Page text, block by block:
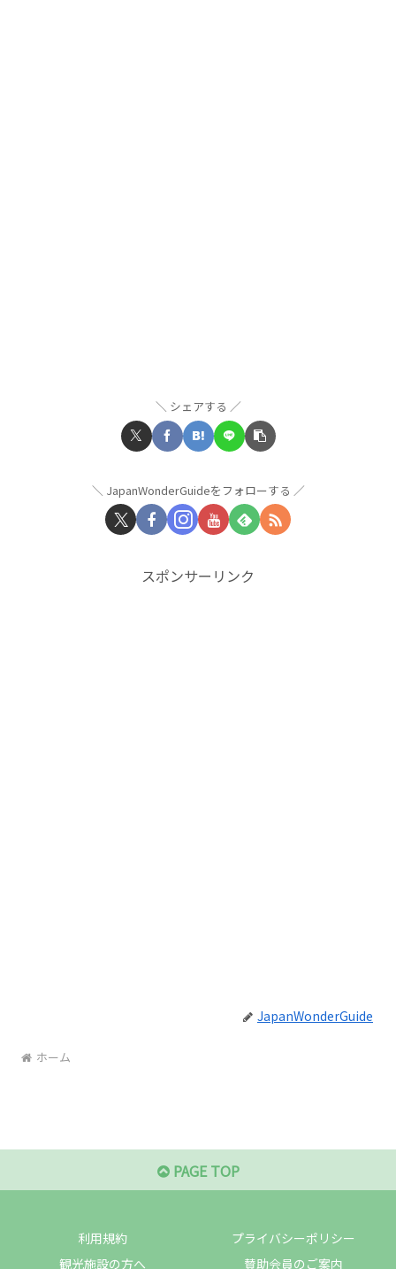
シェアする
JapanWonderGuideをフォローする
スポンサーリンク
JapanWonderGuide
ホーム
PAGE TOP
利用規約
プライバシーポリシー
観光施設の方へ
賛助会員のご案内